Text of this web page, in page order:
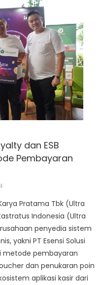
dan ESB
Pembayaran
Pratama Tbk (Ultra
Indonesia (Ultra
penyedia sistem
yakni PT Esensi Solusi
metode pembayaran
dan penukaran poin
aplikasi kasir dari